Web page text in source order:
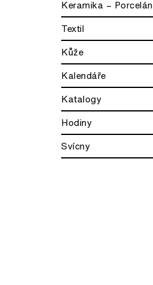
Keramika – Porcelán
Textil
Kůže
Kalendáře
Katalogy
Hodiny
Svícny